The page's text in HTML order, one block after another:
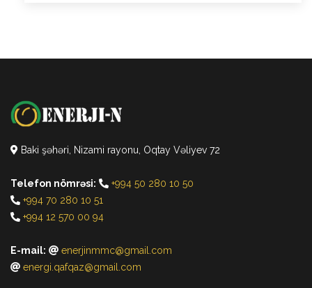
Baki şəhəri, Nizami rayonu, Oqtay Vəliyev 72
Telefon nömrəsi:
+994 50 280 10 50
+994 70 280 10 51
+994 12 570 00 94
E-mail:
enerjinmmc@gmail.com
energi.qafqaz@gmail.com